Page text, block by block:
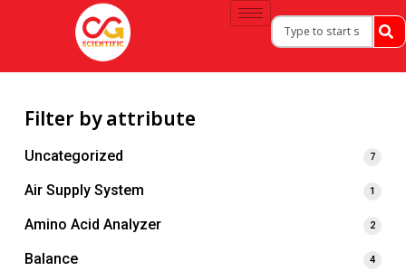
Filter by attribute
Uncategorized 7
Air Supply System 1
Amino Acid Analyzer 2
Balance 4